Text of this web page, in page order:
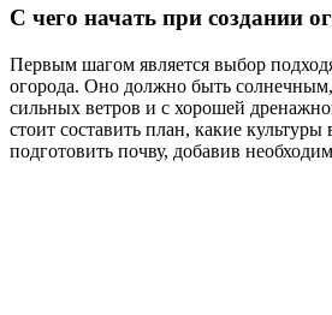
С чего начать при создании
Первым шагом является выбор
огорода. Оно должно быть
сильных ветров и с хорошей
стоит составить план, какие
подготовить почву, добавив